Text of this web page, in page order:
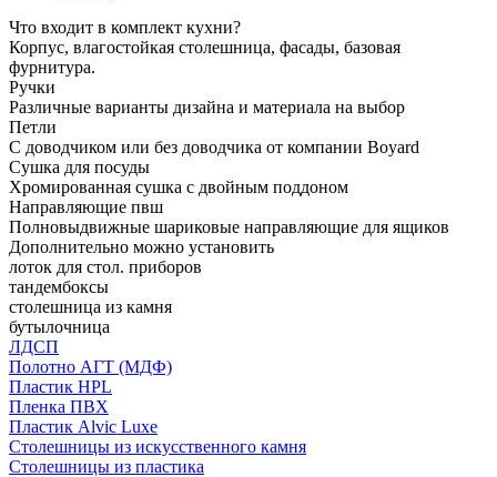
Что входит в комплект кухни?
Корпус, влагостойкая столешница, фасады, базовая
фурнитура.
Ручки
Различные варианты дизайна и материала на выбор
Петли
С доводчиком или без доводчика от компании Boyard
Сушка для посуды
Хромированная сушка с двойным поддоном
Направляющие пвш
Полновыдвижные шариковые направляющие для ящиков
Дополнительно можно установить
лоток для стол. приборов
тандембоксы
столешница из камня
бутылочница
ЛДСП
Полотно АГТ (МДФ)
Пластик HPL
Пленка ПВХ
Пластик Alvic Luxe
Столешницы из искусственного камня
Столешницы из пластика